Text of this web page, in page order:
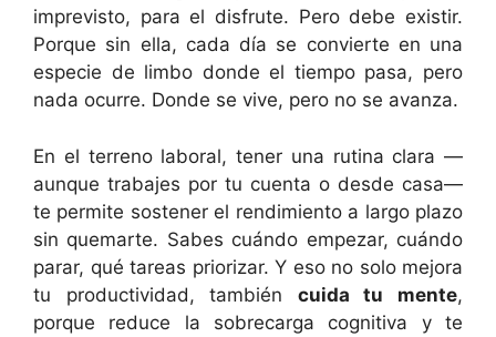
imprevisto, para el disfrute. Pero debe existir.
Porque sin ella, cada día se convierte en una
especie de limbo donde el tiempo pasa, pero
nada ocurre. Donde se vive, pero no se avanza.
En el terreno laboral, tener una rutina clara —
aunque trabajes por tu cuenta o desde casa—
te permite sostener el rendimiento a largo plazo
sin quemarte. Sabes cuándo empezar, cuándo
parar, qué tareas priorizar. Y eso no solo mejora
tu productividad, también cuida tu mente,
porque reduce la sobrecarga cognitiva y te